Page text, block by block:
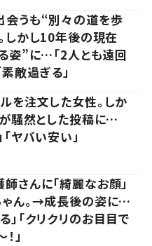
会うも“別々の道を歩
しかし10年後の現在
姿”に…「2人とも遠回
敵過ぎる」
を注文した女性。しか
騒然とした投稿に…
ヤバい安い」
さんに「綺麗なお顔」
ゃん。→成長後の姿に…
」「クリクリのお目目で
」